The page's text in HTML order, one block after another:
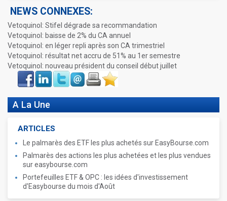
NEWS CONNEXES:
Vetoquinol: Stifel dégrade sa recommandation
Vetoquinol: baisse de 2% du CA annuel
Vetoquinol: en léger repli après son CA trimestriel
Vetoquinol: résultat net accru de 51% au 1er semestre
Vetoquinol: nouveau président du conseil début juillet
Face
book
LinkIn Twitter Envoyer ImprimerFavoris
A La Une
ARTICLES
Le palmarès des ETF les plus achetés sur EasyBourse.com
Palmarès des actions les plus achetées et les plus vendues
sur easybourse.com
Portefeuilles ETF & OPC : les idées d'investissement
d'Easybourse du mois d'Août